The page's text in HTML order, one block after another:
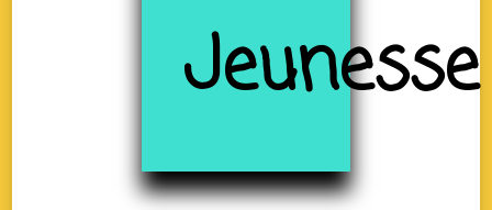
Jeunesse